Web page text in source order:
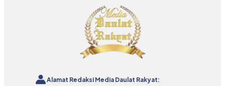
Alamat Redaksi Media Daulat Rakyat: